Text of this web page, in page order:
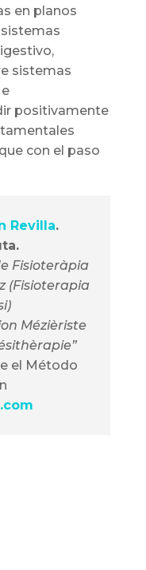
en planos
sistemas
positivamente
con el paso
Revilla.
Fisioteràpia
(Fisioterapia
Mézièriste
el Método